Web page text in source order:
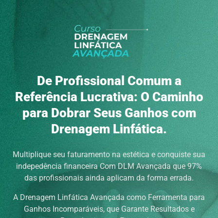
De Profissional Comum a
Referência Lucrativa: O Caminho
para Dobrar Seus Ganhos com
Drenagem Linfática.
Multiplique seu faturamento na estética e conquiste sua
indepedência financeira Com DLM Avançada que 97%
das profissionais ainda aplicam da forma errada.
A Drenagem Linfática Avançada como Ferramenta para
Ganhos Incomparáveis, que Garante Resultados e